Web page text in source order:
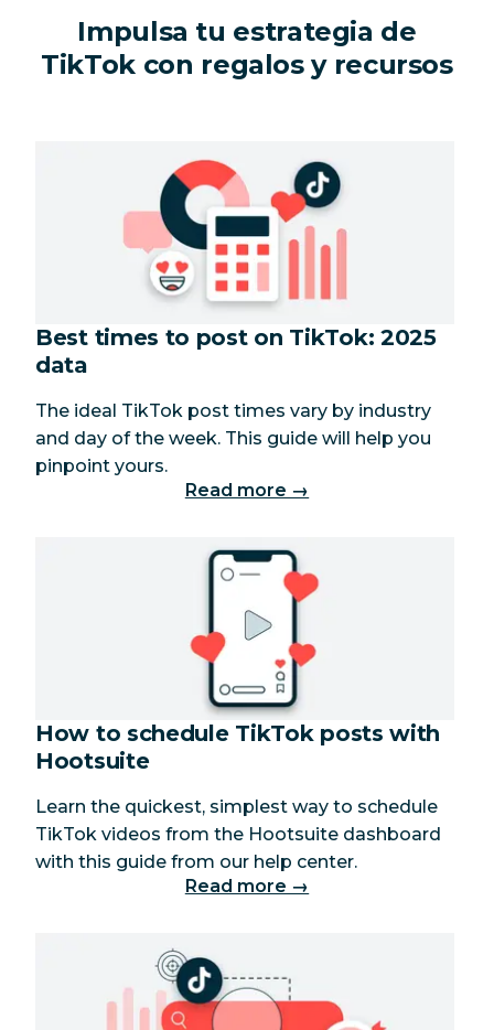
Impulsa tu estrategia de
TikTok con regalos y recursos
Best times to post on TikTok: 2025
data
The ideal TikTok post times vary by industry
and day of the week. This guide will help you
pinpoint yours.
Read more →
How to schedule TikTok posts with
Hootsuite
Learn the quickest, simplest way to schedule
TikTok videos from the Hootsuite dashboard
with this guide from our help center.
Read more →